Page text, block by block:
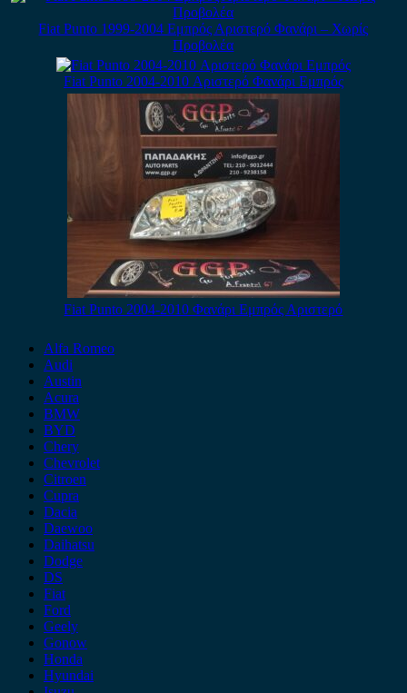
Fiat Punto 1999-2004 Εμπρός Αριστερό Φανάρι – Χωρίς
Προβολέα
Fiat Punto 2004-2010 Αριστερό Φανάρι Εμπρός
Fiat Punto 2004-2010 Φανάρι Εμπρός Αριστερό
Alfa Romeo
Audi
Austin
Acura
BMW
BYD
Chery
Chevrolet
Citroen
Cupra
Dacia
Daewoo
Daihatsu
Dodge
DS
Fiat
Ford
Geely
Gonow
Honda
Hyundai